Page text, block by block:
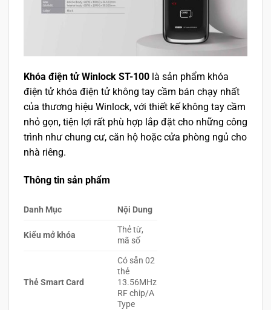
Khóa điện tử Winlock ST-100 là sản phẩm khóa
điện tử khóa điện tử không tay cầm bán chạy nhất
của thương hiệu Winlock, với thiết kế không tay cầm
nhỏ gọn, tiện lợi rất phù hợp lắp đặt cho những công
trình như chung cư, căn hộ hoặc cửa phòng ngủ cho
nhà riêng.
Thông tin sản phẩm
Danh Mục Nội Dung
Kiểu mở khóa
Thẻ từ,
mã số
Thẻ Smart Card
Có sẵn 02
thẻ
13.56MHz
RF chip/A
Type